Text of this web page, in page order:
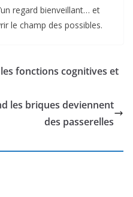
regard bienveillant… et
le champ des possibles.
fonctions cognitives et
les briques deviennent
des passerelles